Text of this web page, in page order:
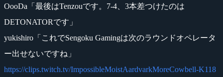
OooDa「最後はTenzouです。7-4、3本差つけたのは
DETONATORです」
yukishiro「これでSengoku Gamingは次のラウンドオペレータ
ー出せないですね」
https://clips.twitch.tv/ImpossibleMoistAardvarkMoreCowbell-K118